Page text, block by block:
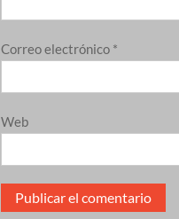
Correo electrónico *
Web